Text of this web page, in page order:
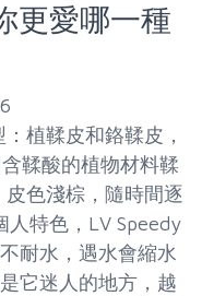
更愛哪一種
植鞣皮和鉻鞣皮，
鞣酸的植物材料鞣
色淺棕，隨時間逐
特色，LV Speedy
耐水，遇水會縮水
它迷人的地方，越